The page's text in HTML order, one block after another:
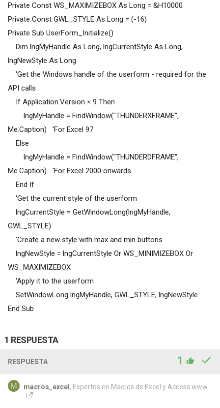
Private Const WS_MAXIMIZEBOX As Long = &H10000
Private Const GWL_STYLE As Long = (-16)
Private Sub UserForm_Initialize()
Dim lngMyHandle As Long, lngCurrentStyle As Long,
lngNewStyle As Long
'Get the Windows handle of the userform - required for the
API calls
If Application.Version < 9 Then
lngMyHandle = FindWindow("THUNDERXFRAME",
Me.Caption) 'For Excel 97
Else
lngMyHandle = FindWindow("THUNDERDFRAME",
Me.Caption) 'For Excel 2000 onwards
End If
'Get the current style of the userform
lngCurrentStyle = GetWindowLong(lngMyHandle,
GWL_STYLE)
'Create a new style with max and min buttons
lngNewStyle = lngCurrentStyle Or WS_MINIMIZEBOX Or
WS_MAXIMIZEBOX
'Apply it to the userform
SetWindowLong lngMyHandle, GWL_STYLE, lngNewStyle
End Sub
1 RESPUESTA
RESPUESTA 1
macros_excel , Expertos en Macros de Excel y Access www